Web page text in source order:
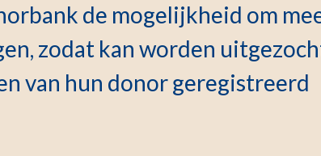
de mogelijkheid om
zodat kan worden
van hun donor geregistreerd